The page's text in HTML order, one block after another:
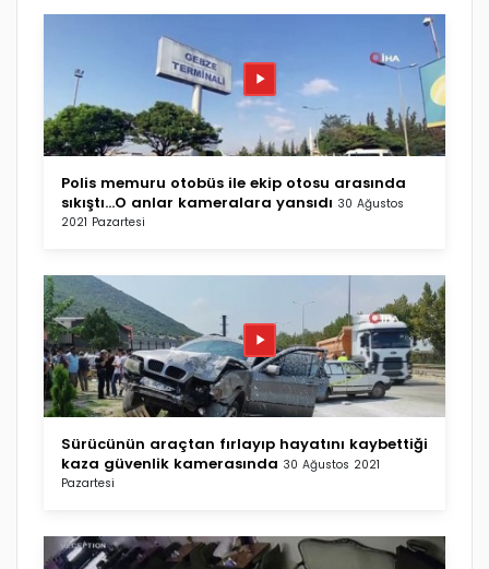
Polis memuru otobüs ile ekip otosu arasında
sıkıştı...O anlar kameralara yansıdı 30 Ağustos
2021 Pazartesi
Sürücünün araçtan fırlayıp hayatını kaybettiği
kaza güvenlik kamerasında 30 Ağustos 2021
Pazartesi